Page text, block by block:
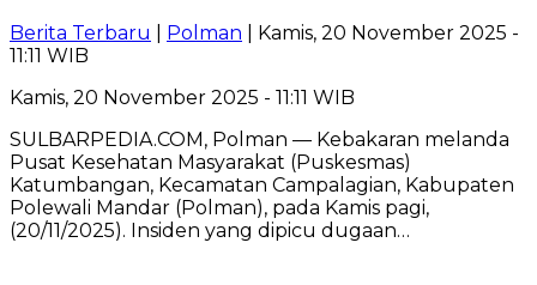
Berita Terbaru Polman | Kamis, 20 November 2025 -
11:11 WIB
Kamis, 20 November 2025 - 11:11 WIB
SULBARPEDIA.COM, Polman — Kebakaran melanda
Pusat Kesehatan Masyarakat (Puskesmas)
Katumbangan, Kecamatan Campalagian, Kabupaten
Polewali Mandar (Polman), pada Kamis pagi,
(20/11/2025). Insiden yang dipicu dugaan…